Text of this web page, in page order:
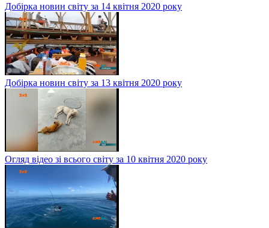
Добірка новин світу за 14 квітня 2020 року
Добірка новин світу за 13 квітня 2020 року
Огляд відео зі всього світу за 10 квітня 2020 року